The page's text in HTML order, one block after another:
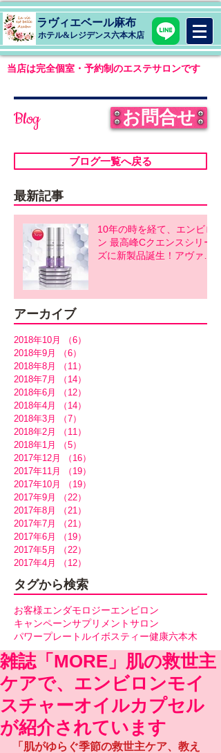
ラヴィエベール麻布
​ホテル&レジデンス六本木店
当店は完全個室・予約制のエステサロンです
Blog お問合せ
ブログ一覧へ戻る
最新記事
10年の時を経て、エンビロ
ン 最高峰Cクエンスシリー
ズに新製品誕生！アヴァン
アーカイブ
2018年10月 （6）
2018年9月
（6）
2018年8月
（11）
2018年7月
（14）
2018年6月
（12）
2018年4月
（14）
2018年3月
（7）
2018年2月
（11）
2018年1月
（5）
2017年12月
（16）
2017年11月
（19）
2017年10月
（19）
2017年9月
（22）
2017年8月
（21）
2017年7月
（21）
2017年6月
（19）
2017年5月
（22）
2017年4月
（12）
タグから検索
お客様エンダモロジーエンビロン
キャンペーンサプリメントサロン
パワープレート ルイボスティー健康六本木
雑誌「MORE」肌の救世主
ケアで、エンビロンモイ
スチャーオイルカプセル
が紹介されています
「肌がゆらぐ季節の救世主ケア、教え